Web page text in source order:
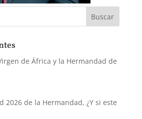
de África y la Hermandad de
2026 de la Hermandad, ¿Y si este